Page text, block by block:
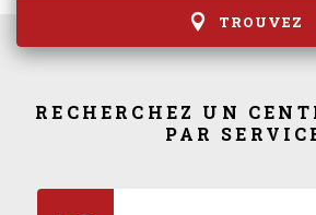
TROUVEZ
RECHERCHEZ UN
PAR